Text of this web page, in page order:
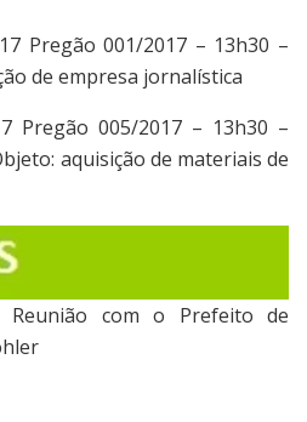
Pregão 001/2017 – 13h30 –
de empresa jornalística
Pregão 005/2017 – 13h30 –
aquisição de materiais de
com o Prefeito de